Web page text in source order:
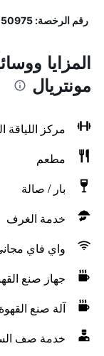
رقم الرخصة: 150975, 2026-09-30
المزايا
مونتريال
مركز اللياقة
مطعم
بار / صالة
خدمة الغرف
واي فاي
جهاز صنع
آلة صنع القهوة
خدمة صف